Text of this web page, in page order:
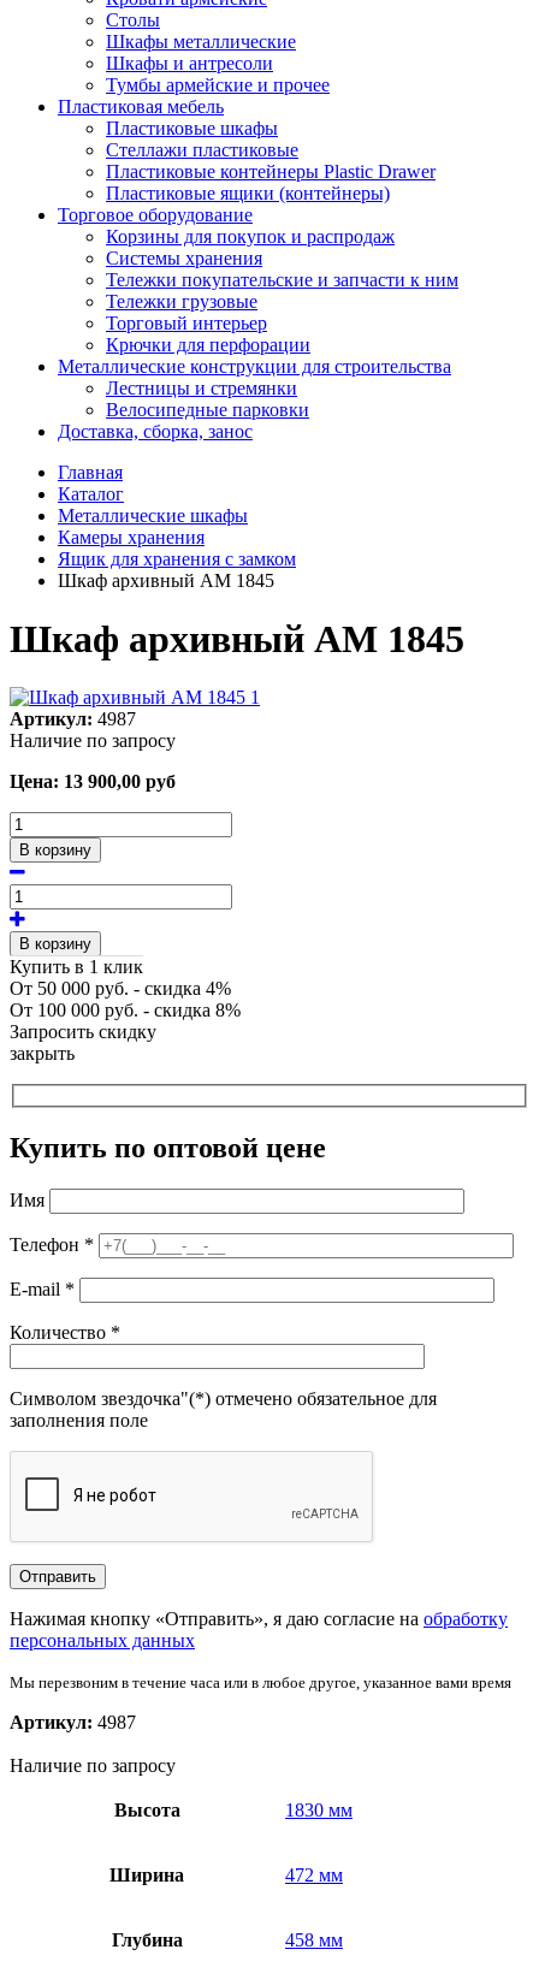
Столы
Шкафы металлические
Шкафы и антресоли
Тумбы армейские и прочее
Пластиковая мебель
Пластиковые шкафы
Стеллажи пластиковые
Пластиковые контейнеры Plastic Drawer
Пластиковые ящики (контейнеры)
Торговое оборудование
Корзины для покупок и распродаж
Системы хранения
Тележки покупательские и запчасти к ним
Тележки грузовые
Торговый интерьер
Крючки для перфорации
Металлические конструкции для строительства
Лестницы и стремянки
Велосипедные парковки
Доставка, сборка, занос
Главная
Каталог
Металлические шкафы
Камеры хранения
Ящик для хранения с замком
Шкаф архивный АМ 1845
Шкаф архивный АМ 1845
Артикул: 4987
Наличие по запросу
Цена: 13 900,00 руб
В корзину
В корзину
Купить в 1 клик
От 50 000 руб. - скидка 4%
От 100 000 руб. - скидка 8%
Запросить скидку
закрыть
Купить по оптовой цене
Имя
Телефон *
E-mail *
Количество *
Символом звездочка"(*) отмечено обязательное для
заполнения поле
Нажимая кнопку «Отправить», я даю согласие на обработку
персональных данных
Мы перезвоним в течение часа или в любое другое, указанное вами время
Артикул: 4987
Наличие по запросу
Высота 1830 мм
Ширина 472 мм
Глубина 458 мм